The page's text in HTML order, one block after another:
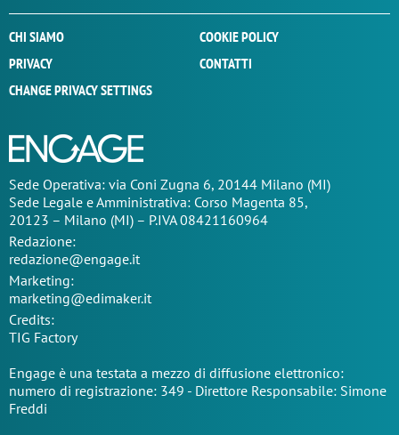
CHI SIAMO
COOKIE POLICY
PRIVACY
CONTATTI
CHANGE PRIVACY SETTINGS
Sede Operativa: via Coni Zugna 6, 20144 Milano (MI)
Sede Legale e Amministrativa: Corso Magenta 85,
20123 – Milano (MI) – P.IVA 08421160964
Redazione:
redazione@engage.it
Marketing:
marketing@edimaker.it
Credits:
TIG Factory
Engage è una testata a mezzo di diffusione elettronico:
numero di registrazione: 349 - Direttore Responsabile: Simone
Freddi